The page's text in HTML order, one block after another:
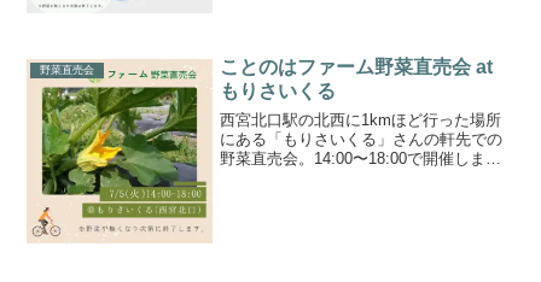
野菜直売会
ことのはファーム野菜直売会 at
もりさいくる
西宮北口駅の北西に1kmほど行った場所
にある「もりさいくる」さんの軒先での
野菜直売会。14:00〜18:00で開催しま